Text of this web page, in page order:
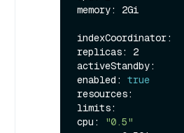
memory: 2Gi
indexCoordinator:
replicas: 2
activeStandby:
enabled: true
resources:
limits:
cpu:
"0.5"